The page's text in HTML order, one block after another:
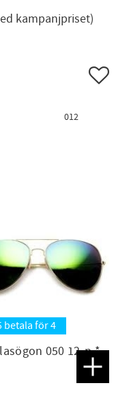
kampanjpriset)
Lägg
012
betala för 4
050 12-p *